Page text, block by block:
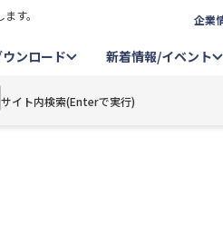
す。 企業
ウンロード 新着情報/イベント
サイト内検索(Enterで実行)